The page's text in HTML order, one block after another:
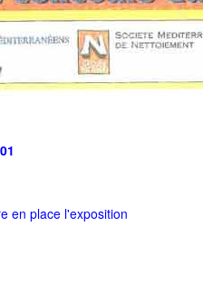
en place l'exposition